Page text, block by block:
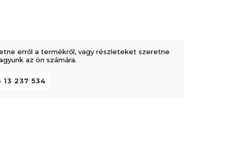
erről a termékről, vagy részleteket szeretne
az ön számára.
13 237 534